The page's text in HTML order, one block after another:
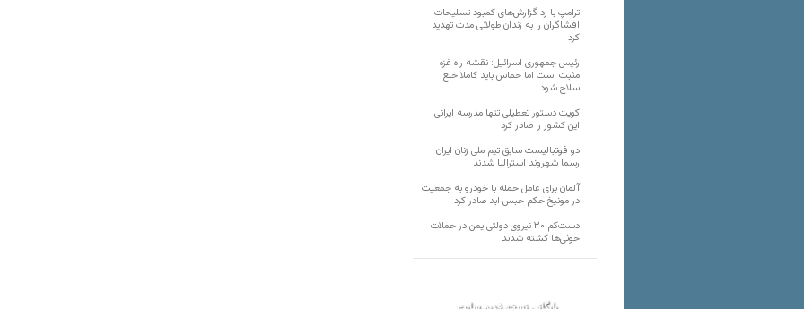
ترامپ با رد گزارش‌های کمبود تسلیحات،
افشاگران را به زندان طولانی مدت تهدید
کرد
رئیس‌ جمهوری اسرائیل: نقشه راه غزه
مثبت است اما حماس باید کاملا خلع
سلاح شود
کویت دستور تعطیلی تنها مدرسه ایرانی
این کشور را صادر کرد
دو فوتبالیست سابق تیم ملی زنان ایران
رسما شهروند استرالیا شدند
آلمان برای عامل حمله با خودرو به جمعیت
در مونیخ حکم حبس ابد صادر کرد
دست‌کم ۳۰ نیروی دولتی یمن در حملات
حوثی‌ها کشته شدند
بایگانی نسخه قدیم سایت